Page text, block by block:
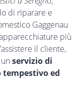
di riparare e
Gaggenau
più
il cliente,
servizio di
tempestivo ed